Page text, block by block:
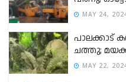
MAY 24,
പാലക്കാട്
ചത്തു;
MAY 22,